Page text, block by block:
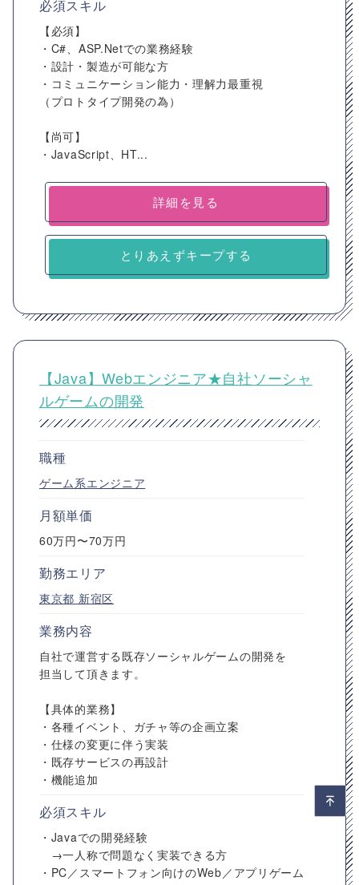
必須スキル
【必須】
・C#、ASP.Netでの業務経験
・設計・製造が可能な方
・コミュニケーション能力・理解力最重視
（プロトタイプ開発の為）
【尚可】
・JavaScript、HT...
詳細を見る
とりあえずキープする
【Java】Webエンジニア★自社ソーシャ
ルゲームの開発
職種
ゲーム系エンジニア
月額単価
60万円〜70万円
勤務エリア
東京都 新宿区
業務内容
自社で運営する既存ソーシャルゲームの開発を
担当して頂きます。
【具体的業務】
・各種イベント、ガチャ等の企画立案
・仕様の変更に伴う実装
・既存サービスの再設計
・機能追加
必須スキル
・Javaでの開発経験
→一人称で問題なく実装できる方
・PC／スマートフォン向けのWeb／アプリゲーム